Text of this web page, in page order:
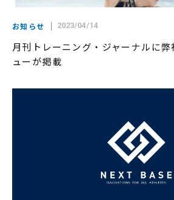
お知らせ 2023/04/14
月刊トレーニング・ジャーナルに
ューが掲載